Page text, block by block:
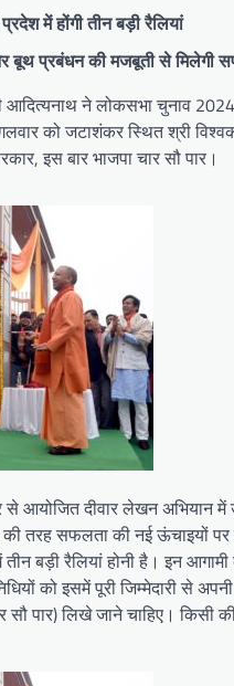
में होंगी तीन बड़ी रैलियां
बूथ प्रबंधन की मजबूती से मिलेगी
आदित्यनाथ ने लोकसभा चुनाव
को जटाशंकर स्थित श्री
इस बार भाजपा चार सौ पार।
आयोजित दीवार लेखन अभियान
तरह सफलता की नई ऊंचाइयों
बड़ी रैलियां होनी है। इन
को इसमें पूरी जिम्मेदारी से
सौ पार) लिखे जाने चाहिए।